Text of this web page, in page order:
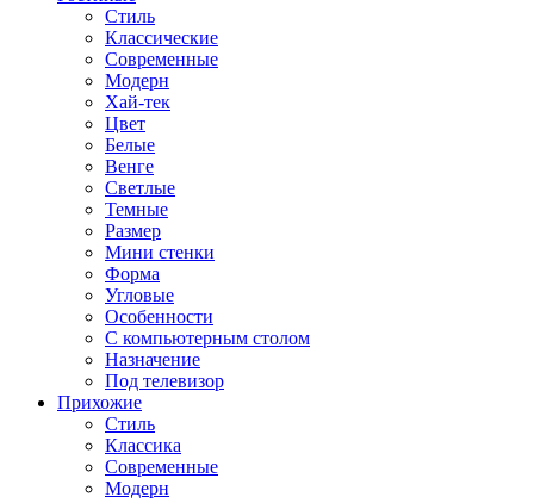
Стиль
Классические
Современные
Модерн
Хай-тек
Цвет
Белые
Венге
Светлые
Темные
Размер
Мини стенки
Форма
Угловые
Особенности
С компьютерным столом
Назначение
Под телевизор
Прихожие
Стиль
Классика
Современные
Модерн